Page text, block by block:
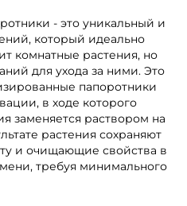
- это уникальный и
который идеально
комнатные растения, но
для ухода за ними. Это
папоротники
в ходе которого
заменяется раствором на
растения сохраняют
и очищающие свойства в
требуя минимального